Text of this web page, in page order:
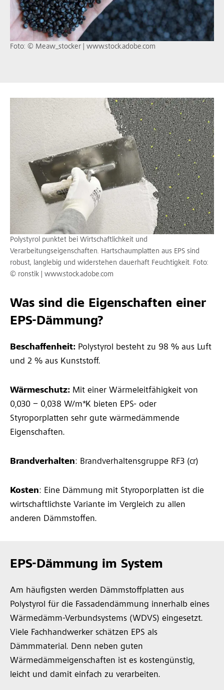
Foto: © Meaw_stocker | www.stock.adobe.com
Was sind die Eigenschaften einer
EPS-Dämmung?
Beschaffenheit: Poly­styrol besteht zu 98 % aus Luft
und 2 % aus Kunststoff.
Wärmeschutz: Mit einer Wärmeleitfähigkeit von
0,030 – 0,038 W/m*K bieten EPS- oder
Styroporplatten sehr gute wärmedämmende
Eigenschaften.
Brandverhalten: Brandverhaltensgruppe RF3 (cr)
Kosten: Eine Dämmung mit Styroporplatten ist die
wirtschaftlichste Variante im Vergleich zu allen
anderen Dämmstoffen.
Polystyrol punktet bei Wirtschaftlichkeit und
Verarbeitungseigenschaften. Hartschaumplatten aus EPS sind
robust, langlebig und widerstehen dauerhaft Feuchtigkeit. Foto:
© ronstik | www.stock.adobe.com
EPS-Dämmung im System
Am häufigsten werden Dämmstoffplatten aus
Polystyrol für die Fassadendämmung innerhalb eines
Wärmedämm-Verbundsystems (WDVS) eingesetzt.
Viele Fachhandwerker schätzen EPS als
Dämmmaterial. Denn neben guten
Wärmedämmeigenschaften ist es kostengünstig,
leicht und damit einfach zu verarbeiten.